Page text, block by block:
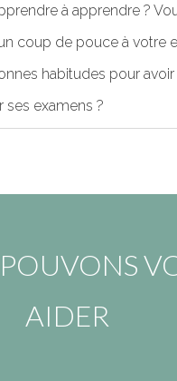
à apprendre ?
coup de pouce à votre
habitudes pour
ses examens ?
AIDER